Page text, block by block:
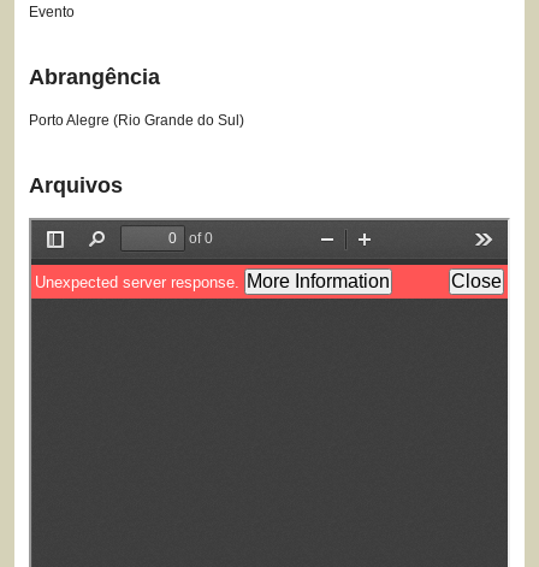
Evento
Abrangência
Porto Alegre (Rio Grande do Sul)
Arquivos